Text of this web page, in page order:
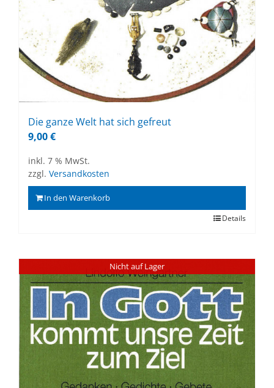
Die gan­ze Welt hat sich ge­freut
9,00€
inkl. 7 % MwSt.
zzgl. Versandkosten
In den Warenkorb
Details
Nicht auf Lager